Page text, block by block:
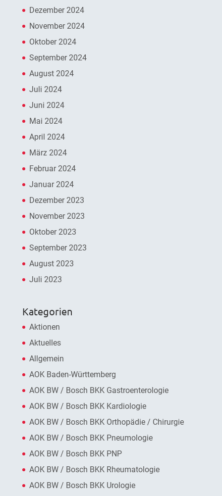
Dezember 2024
November 2024
Oktober 2024
September 2024
August 2024
Juli 2024
Juni 2024
Mai 2024
April 2024
März 2024
Februar 2024
Januar 2024
Dezember 2023
November 2023
Oktober 2023
September 2023
August 2023
Juli 2023
Kategorien
Aktionen
Aktuelles
Allgemein
AOK Baden-Württemberg
AOK BW / Bosch BKK Gastroenterologie
AOK BW / Bosch BKK Kardiologie
AOK BW / Bosch BKK Orthopädie / Chirurgie
AOK BW / Bosch BKK Pneumologie
AOK BW / Bosch BKK PNP
AOK BW / Bosch BKK Rheumatologie
AOK BW / Bosch BKK Urologie